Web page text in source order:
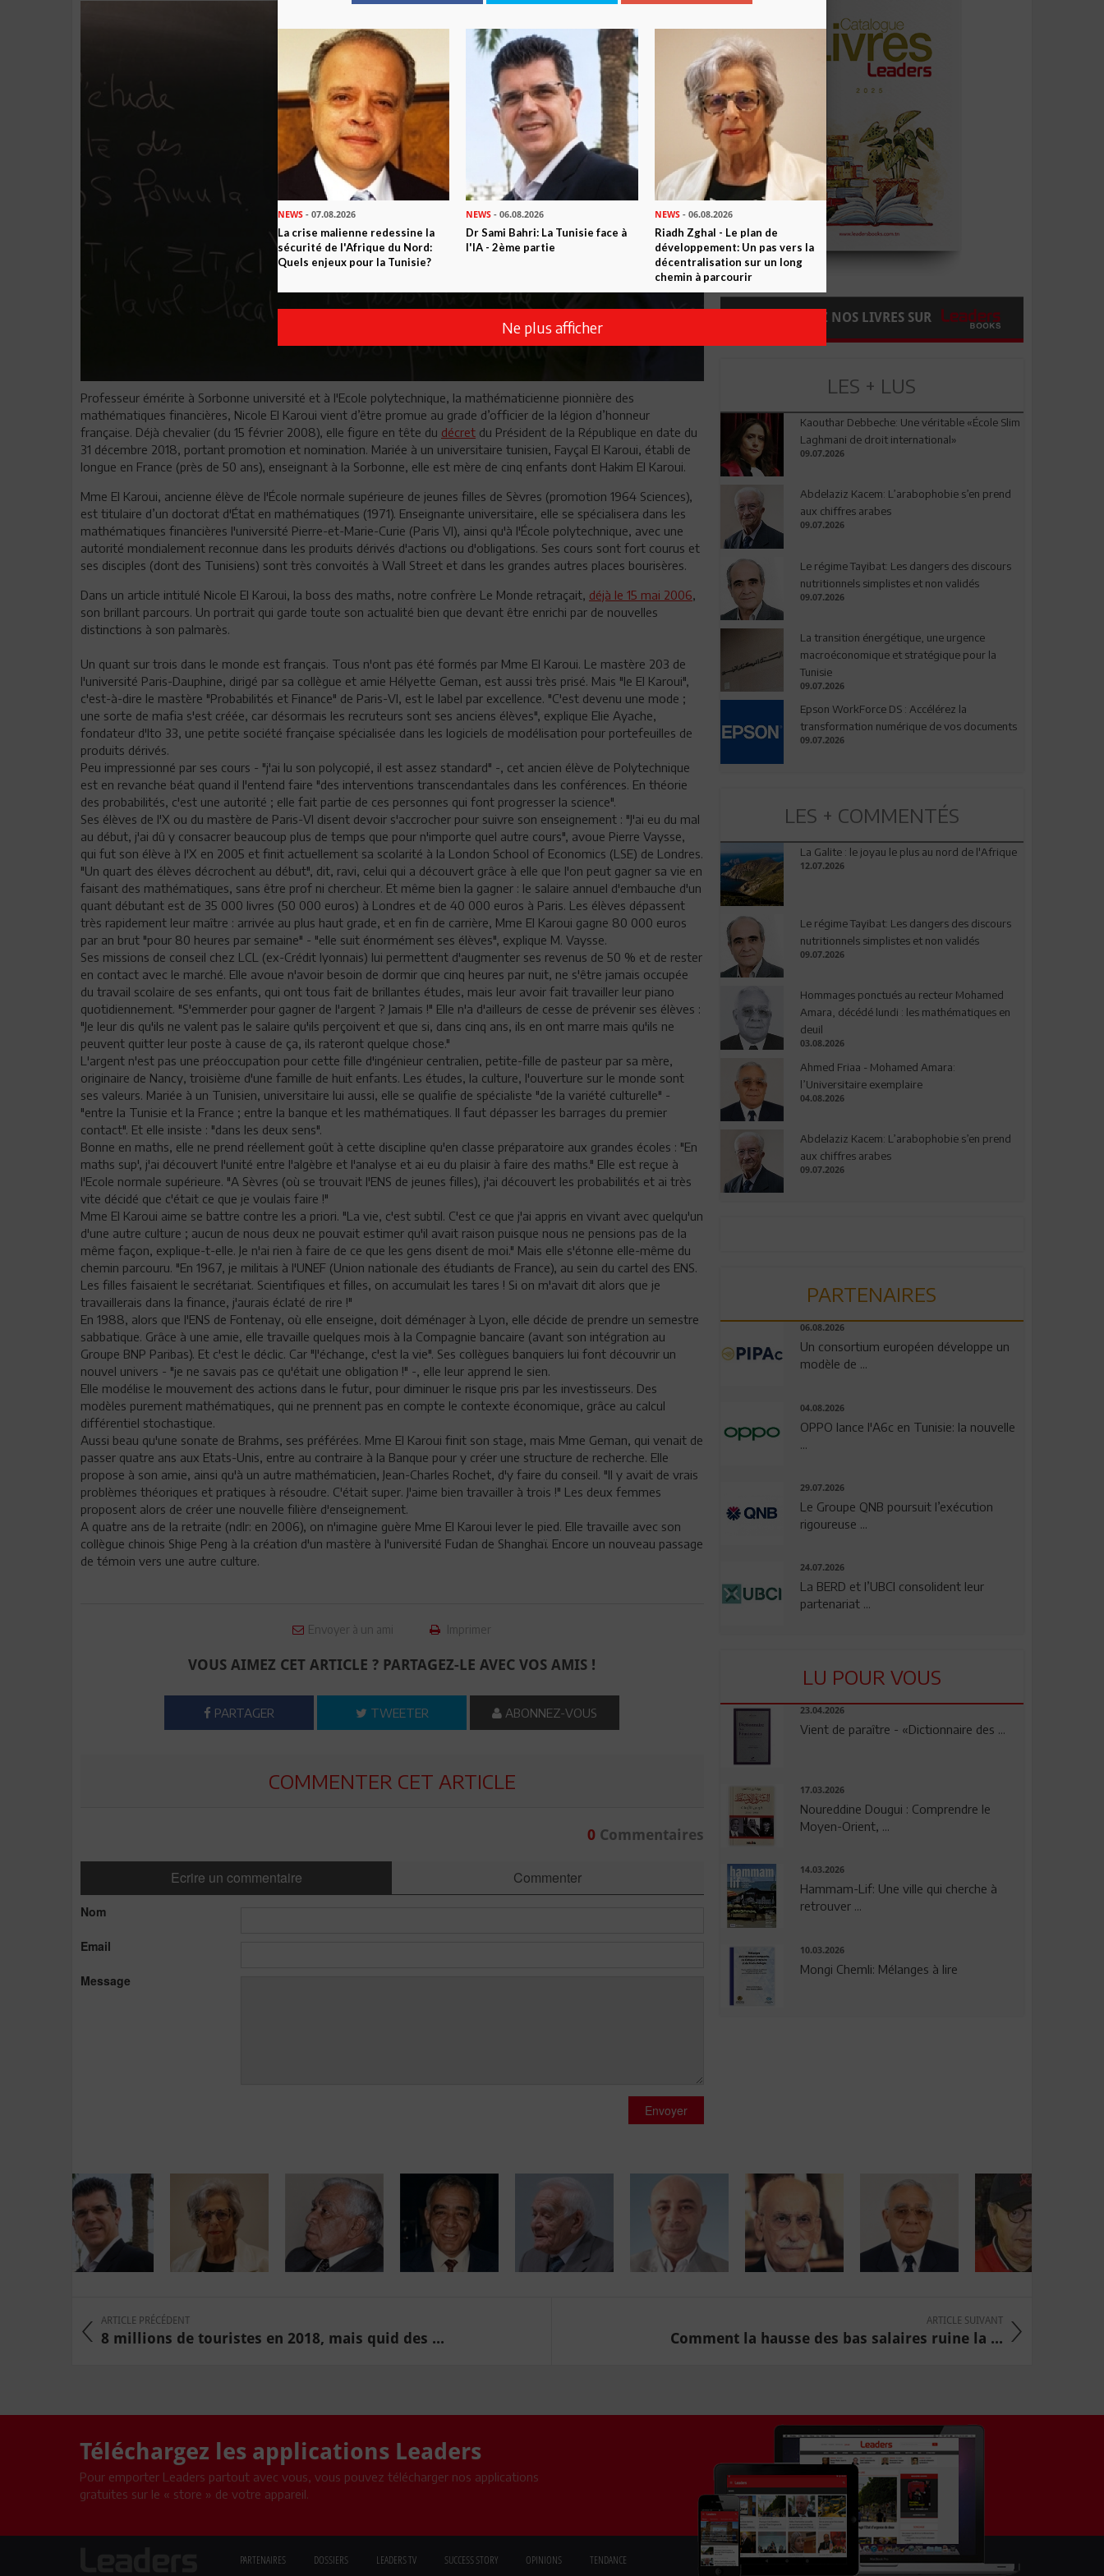
Professeur émérite à Sorbonne université et à l'Ecole polytechnique, la mathématicienne pionnière des
mathématiques financières, Nicole El Karoui vient d’être promue au grade d’officier de la légion d’honneur
française. Déjà chevalier (du 15 février 2008), elle figure en tête du décret du Président de la République en date du
31 décembre 2018, portant promotion et nomination. Mariée à un universitaire tunisien, Fayçal El Karoui, établi de
longue en France (près de 50 ans), enseignant à la Sorbonne, elle est mère de cinq enfants dont Hakim El Karoui.
Mme El Karoui, ancienne élève de l'École normale supérieure de jeunes filles de Sèvres (promotion 1964 Sciences),
est titulaire d’un doctorat d'État en mathématiques (1971). Enseignante universitaire, elle se spécialisera dans les
mathématiques financières l'université Pierre-et-Marie-Curie (Paris VI), ainsi qu'à l'École polytechnique, avec une
autorité mondialement reconnue dans les produits dérivés d'actions ou d'obligations. Ses cours sont fort courus et
ses disciples (dont des Tunisiens) sont très convoités à Wall Street et dans les grandes autres places bourisères.
Dans un article intitulé Nicole El Karoui, la boss des maths, notre confrère Le Monde retraçait, déjà le 15 mai 2006,
son brillant parcours. Un portrait qui garde toute son actualité bien que devant être enrichi par de nouvelles
distinctions à son palmarès.
Un quant sur trois dans le monde est français. Tous n'ont pas été formés par Mme El Karoui. Le mastère 203 de
l'université Paris-Dauphine, dirigé par sa collègue et amie Hélyette Geman, est aussi très prisé. Mais "le El Karoui",
c'est-à-dire le mastère "Probabilités et Finance" de Paris-VI, est le label par excellence. "C'est devenu une mode ;
une sorte de mafia s'est créée, car désormais les recruteurs sont ses anciens élèves", explique Elie Ayache,
fondateur d'Ito 33, une petite société française spécialisée dans les logiciels de modélisation pour portefeuilles de
produits dérivés.
Peu impressionné par ses cours - "j'ai lu son polycopié, il est assez standard" -, cet ancien élève de Polytechnique
est en revanche béat quand il l'entend faire "des interventions transcendantales dans les conférences. En théorie
des probabilités, c'est une autorité ; elle fait partie de ces personnes qui font progresser la science".
Ses élèves de l'X ou du mastère de Paris-VI disent devoir s'accrocher pour suivre son enseignement : "J'ai eu du mal
au début, j'ai dû y consacrer beaucoup plus de temps que pour n'importe quel autre cours", avoue Pierre Vaysse,
qui fut son élève à l'X en 2005 et finit actuellement sa scolarité à la London School of Economics (LSE) de Londres.
"Un quart des élèves décrochent au début", dit, ravi, celui qui a découvert grâce à elle que l'on peut gagner sa vie en
faisant des mathématiques, sans être prof ni chercheur. Et même bien la gagner : le salaire annuel d'embauche d'un
quant débutant est de 35 000 livres (50 000 euros) à Londres et de 40 000 euros à Paris. Les élèves dépassent
très rapidement leur maître : arrivée au plus haut grade, et en fin de carrière, Mme El Karoui gagne 80 000 euros
par an brut "pour 80 heures par semaine" - "elle suit énormément ses élèves", explique M. Vaysse.
Ses missions de conseil chez LCL (ex-Crédit lyonnais) lui permettent d'augmenter ses revenus de 50 % et de rester
en contact avec le marché. Elle avoue n'avoir besoin de dormir que cinq heures par nuit, ne s'être jamais occupée
du travail scolaire de ses enfants, qui ont tous fait de brillantes études, mais leur avoir fait travailler leur piano
quotidiennement. "S'emmerder pour gagner de l'argent ? Jamais !" Elle n'a d'ailleurs de cesse de prévenir ses élèves :
"Je leur dis qu'ils ne valent pas le salaire qu'ils perçoivent et que si, dans cinq ans, ils en ont marre mais qu'ils ne
peuvent quitter leur poste à cause de ça, ils rateront quelque chose."
L'argent n'est pas une préoccupation pour cette fille d'ingénieur centralien, petite-fille de pasteur par sa mère,
originaire de Nancy, troisième d'une famille de huit enfants. Les études, la culture, l'ouverture sur le monde sont
ses valeurs. Mariée à un Tunisien, universitaire lui aussi, elle se qualifie de spécialiste "de la variété culturelle" -
"entre la Tunisie et la France ; entre la banque et les mathématiques. Il faut dépasser les barrages du premier
contact". Et elle insiste : "dans les deux sens".
Bonne en maths, elle ne prend réellement goût à cette discipline qu'en classe préparatoire aux grandes écoles : "En
maths sup', j'ai découvert l'unité entre l'algèbre et l'analyse et ai eu du plaisir à faire des maths." Elle est reçue à
l'Ecole normale supérieure. "A Sèvres (où se trouvait l'ENS de jeunes filles), j'ai découvert les probabilités et ai très
vite décidé que c'était ce que je voulais faire !"
Mme El Karoui aime se battre contre les a priori. "La vie, c'est subtil. C'est ce que j'ai appris en vivant avec quelqu'un
d'une autre culture ; aucun de nous deux ne pouvait estimer qu'il avait raison puisque nous ne pensions pas de la
même façon, explique-t-elle. Je n'ai rien à faire de ce que les gens disent de moi." Mais elle s'étonne elle-même du
chemin parcouru. "En 1967, je militais à l'UNEF (Union nationale des étudiants de France), au sein du cartel des ENS.
Les filles faisaient le secrétariat. Scientifiques et filles, on accumulait les tares ! Si on m'avait dit alors que je
travaillerais dans la finance, j'aurais éclaté de rire !"
En 1988, alors que l'ENS de Fontenay, où elle enseigne, doit déménager à Lyon, elle décide de prendre un semestre
sabbatique. Grâce à une amie, elle travaille quelques mois à la Compagnie bancaire (avant son intégration au
Groupe BNP Paribas). Et c'est le déclic. Car "l'échange, c'est la vie". Ses collègues banquiers lui font découvrir un
nouvel univers - "je ne savais pas ce qu'était une obligation !" -, elle leur apprend le sien.
Elle modélise le mouvement des actions dans le futur, pour diminuer le risque pris par les investisseurs. Des
modèles purement mathématiques, qui ne prennent pas en compte le contexte économique, grâce au calcul
différentiel stochastique.
Aussi beau qu'une sonate de Brahms, ses préférées. Mme El Karoui finit son stage, mais Mme Geman, qui venait de
passer quatre ans aux Etats-Unis, entre au contraire à la Banque pour y créer une structure de recherche. Elle
propose à son amie, ainsi qu'à un autre mathématicien, Jean-Charles Rochet, d'y faire du conseil. "Il y avait de vrais
problèmes théoriques et pratiques à résoudre. C'était super. J'aime bien travailler à trois !" Les deux femmes
proposent alors de créer une nouvelle filière d'enseignement.
A quatre ans de la retraite (ndlr: en 2006), on n'imagine guère Mme El Karoui lever le pied. Elle travaille avec son
collègue chinois Shige Peng à la création d'un mastère à l'université Fudan de Shanghaï. Encore un nouveau passage
de témoin vers une autre culture.
Envoyer à un ami Imprimer
VOUS AIMEZ CET ARTICLE ? PARTAGEZ-LE AVEC VOS AMIS !
PARTAGER TWEETER ABONNEZ-VOUS
COMMENTER CET ARTICLE
0Commentaires
Ecrire un commentaire Commenter
Nom
Email
Message
Envoyer
COMMANDEZ NOS LIVRES SUR
LES + LUS
Kaouthar Debbeche: Une véritable «École Slim
Laghmani de droit international»
09.07.2026
Abdelaziz Kacem: L’arabophobie s’en prend
aux chiffres arabes
09.07.2026
Le régime Tayibat: Les dangers des discours
nutritionnels simplistes et non validés
09.07.2026
La transition énergétique, une urgence
macroéconomique et stratégique pour la
Tunisie
09.07.2026
Epson WorkForce DS : Accélérez la
transformation numérique de vos documents
09.07.2026
LES + COMMENTÉS
La Galite : le joyau le plus au nord de l'Afrique
12.07.2026
Le régime Tayibat: Les dangers des discours
nutritionnels simplistes et non validés
09.07.2026
Hommages ponctués au recteur Mohamed
Amara, décédé lundi : les mathématiques en
deuil
03.08.2026
Ahmed Friaa - Mohamed Amara:
l’Universitaire exemplaire
04.08.2026
Abdelaziz Kacem: L’arabophobie s’en prend
aux chiffres arabes
09.07.2026
PARTENAIRES
06.08.2026
Un consortium européen développe un
modèle de ...
04.08.2026
OPPO lance l'A6c en Tunisie: la nouvelle
...
29.07.2026
Le Groupe QNB poursuit l’exécution
rigoureuse ...
24.07.2026
La BERD et l’UBCI consolident leur
partenariat ...
LU POUR VOUS
23.04.2026
Vient de paraître - «Dictionnaire des ...
17.03.2026
Noureddine Dougui : Comprendre le
Moyen-Orient, ...
14.03.2026
Hammam-Lif: Une ville qui cherche à
retrouver ...
10.03.2026
Mongi Chemli: Mélanges à lire
ARTICLE PRÉCÉDENT
8 millions de touristes en 2018, mais quid des ...
ARTICLE SUIVANT
Comment la hausse des bas salaires ruine la ...
Téléchargez les applications Leaders
Pour emporter Leaders partout avec vous, vous pouvez télécharger nos applications
gratuites sur le « store » de votre appareil.
PARTENAIRES DOSSIERS LEADERS TV SUCCESS STORY OPINIONS TENDANCE
NEWS - 07.08.2026
La crise malienne redessine la
sécurité de l'Afrique du Nord:
Quels enjeux pour la Tunisie?
NEWS - 06.08.2026
Dr Sami Bahri: La Tunisie face à
l'IA - 2ème partie
NEWS- 06.08.2026
Riadh Zghal - Le plan de
développement: Un pas vers la
décentralisation sur un long
chemin à parcourir
Ne plus afficher